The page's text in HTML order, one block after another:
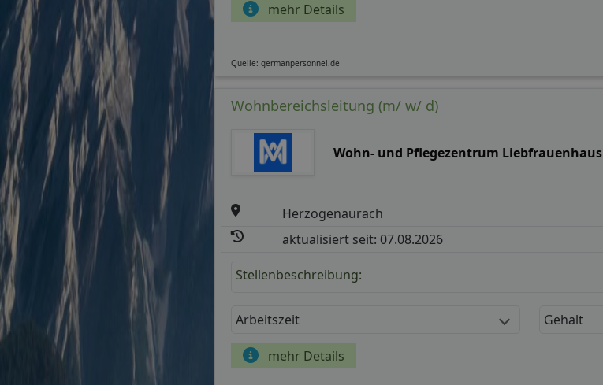
mehr Details
Quelle: germanpersonnel.de
Wohnbereichsleitung (m/ w/ d)
Wohn- und Pflegezentrum Liebfrauenhaus
Herzogenaurach
aktualisiert seit: 07.08.2026
Stellenbeschreibung:
Arbeitszeit Gehalt
mehr Details